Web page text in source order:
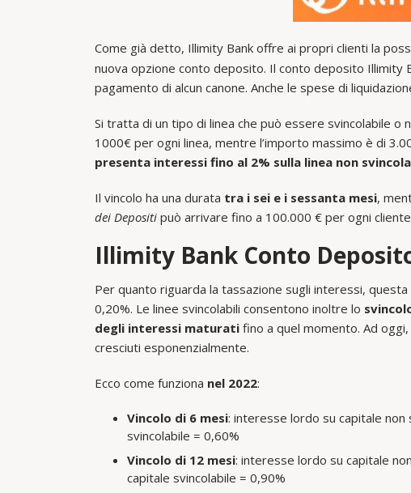
Come già detto, Illimity Bank offre ai propri clienti la
nuova opzione conto deposito. Il conto deposito Illimity
pagamento di alcun canone. Anche le spese di
Si tratta di un tipo di linea che può essere svincolabile o
1000€ per ogni linea, mentre l’importo massimo è di
presenta interessi fino al 2% sulla linea non
Il vincolo ha una durata tra i sei e i sessanta mesi,
dei Depositi può arrivare fino a 100.000 € per ogni
Illimity Bank Conto
Per quanto riguarda la tassazione sugli interessi,
0,20%. Le linee svincolabili consentono inoltre lo
degli interessi maturati fino a quel momento. Ad
cresciuti esponenzialmente.
Ecco come funziona nel 2022:
Vincolo di 6 mesi: interesse lordo su capitale
svincolabile = 0,60%
Vincolo di 12 mesi: interesse lordo su capitale
capitale svincolabile = 0,90%